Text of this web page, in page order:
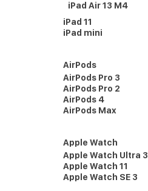
iPad Air 13 M4
iPad 11
iPad mini
AirPods
AirPods Pro 3
AirPods Pro 2
AirPods 4
AirPods Max
Apple Watch
Apple Watch Ultra 3
Apple Watch 11
Apple Watch SE 3